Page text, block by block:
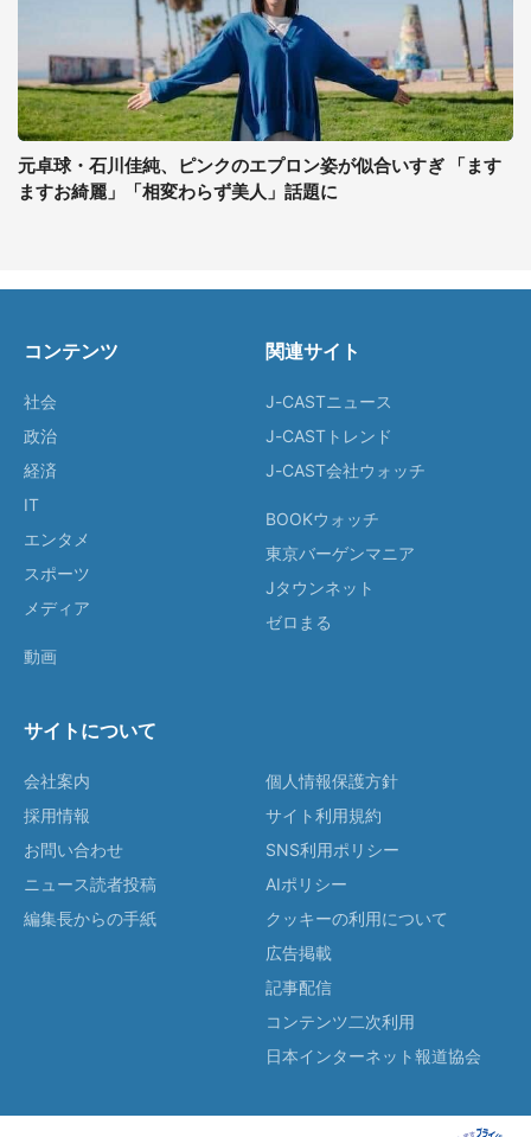
元卓球・石川佳純、ピンクのエプロン姿が似合いすぎ 「ます
ますお綺麗」「相変わらず美人」話題に
コンテンツ
社会
政治
経済
IT
エンタメ
スポーツ
メディア
動画
関連サイト
J-CASTニュース
J-CASTトレンド
J-CAST会社ウォッチ
BOOKウォッチ
東京バーゲンマニア
Jタウンネット
ゼロまる
サイトについて
会社案内
採用情報
お問い合わせ
ニュース読者投稿
編集長からの手紙
個人情報保護方針
サイト利用規約
SNS利用ポリシー
AIポリシー
クッキーの利用について
広告掲載
記事配信
コンテンツ二次利用
日本インターネット報道協会